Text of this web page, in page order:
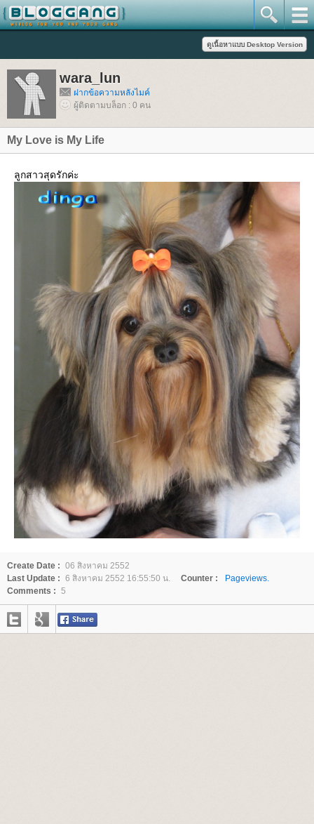
wara_lun
ฝากข้อความหลังไมค์
ผู้ติดตามบล็อก : 0 คน
My Love is My Life
ลูกสาวสุดรักค่ะ
Create Date : 06 สิงหาคม 2552
Last Update : 6 สิงหาคม 2552 16:55:50 น. Counter :
Pageviews.
Comments : 5